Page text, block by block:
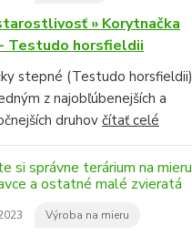
» Korytnačka
Testudo horsfieldii
stepné (Testudo horsfieldii)
z najobľúbenejších a
druhovčítať celé
Výroba na mieru